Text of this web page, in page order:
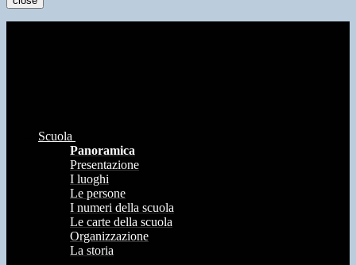
Scuola
Panoramica
Presentazione
I luoghi
Le persone
I numeri della scuola
Le carte della scuola
Organizzazione
La storia